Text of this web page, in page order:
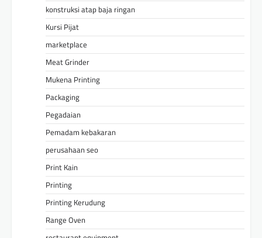
konstruksi atap baja ringan
Kursi Pijat
marketplace
Meat Grinder
Mukena Printing
Packaging
Pegadaian
Pemadam kebakaran
perusahaan seo
Print Kain
Printing
Printing Kerudung
Range Oven